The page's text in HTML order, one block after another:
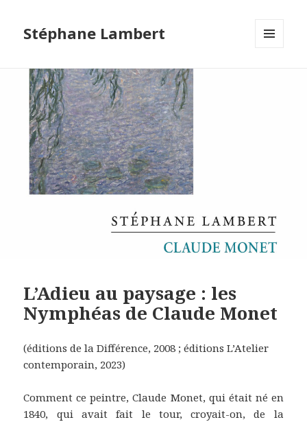
Stéphane Lambert
L’Adieu au paysage : les
Nymphéas de Claude Monet
(éditions de la Différence, 2008 ; éditions L’Atelier
contemporain, 2023)
Comment ce peintre, Claude Monet, qui était né en
1840, qui avait fait le tour, croyait-on, de la